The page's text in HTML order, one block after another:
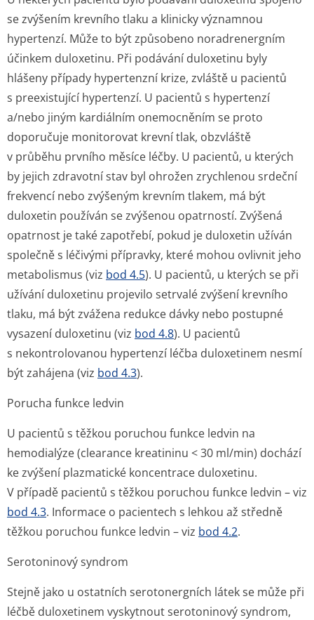
se zvýšením krevního tlaku a klinicky významnou
hypertenzí. Může to být způsobeno noradrenergním
účinkem duloxetinu. Při podávání duloxetinu byly
hlášeny případy hypertenzní krize, zvláště u pacientů
s preexistující hypertenzí. U pacientů s hypertenzí
a/nebo jiným kardiálním onemocněním se proto
doporučuje monitorovat krevní tlak, obzvláště
v průběhu prvního měsíce léčby. U pacientů, u kterých
by jejich zdravotní stav byl ohrožen zrychlenou srdeční
frekvencí nebo zvýšeným krevním tlakem, má být
duloxetin používán se zvýšenou opatrností. Zvýšená
opatrnost je také zapotřebí, pokud je duloxetin užíván
společně s léčivými přípravky, které mohou ovlivnit jeho
metabolismus (viz bod 4.5). U pacientů, u kterých se při
užívání duloxetinu projevilo setrvalé zvýšení krevního
tlaku, má být zvážena redukce dávky nebo postupné
vysazení duloxetinu (viz bod 4.8). U pacientů
s nekontrolovanou hypertenzí léčba duloxetinem nesmí
být zahájena (viz bod 4.3).
Porucha funkce ledvin
U pacientů s těžkou poruchou funkce ledvin na
hemodialýze (clearance kreatininu < 30 ml/min) dochází
ke zvýšení plazmatické koncentrace duloxetinu.
V případě pacientů s těžkou poruchou funkce ledvin – viz
bod 4.3. Informace o pacientech s lehkou až středně
těžkou poruchou funkce ledvin – viz bod 4.2.
Serotoninový syndrom
Stejně jako u ostatních serotonergních látek se může při
léčbě duloxetinem vyskytnout serotoninový syndrom,